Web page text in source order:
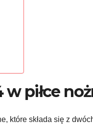
piłce
które składa się z